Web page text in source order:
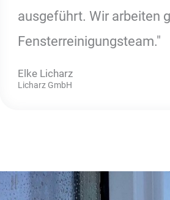
ausgeführt. Wir arbeiten
Fensterreinigungsteam."
Elke Licharz
Licharz GmbH